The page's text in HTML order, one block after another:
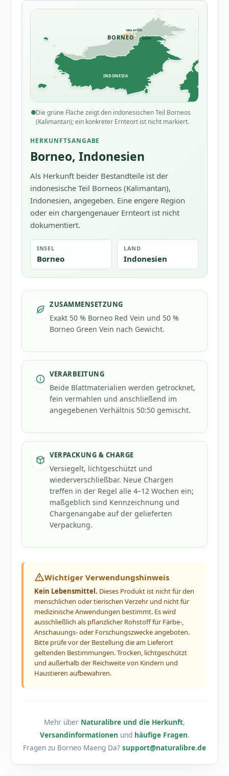
HERKUNFTSANGABE
Borneo, Indonesien
Als Herkunft beider Bestandteile ist der
indonesische Teil Borneos (Kalimantan),
Indonesien, angegeben. Eine engere Region
oder ein chargengenauer Ernteort ist nicht
dokumentiert.
INSEL
Borneo
LAND
Indonesien
Die grüne Fläche zeigt den indonesischen Teil Borneos
(Kalimantan); ein konkreter Ernteort ist nicht markiert.
ZUSAMMENSETZUNG
Exakt 50 % Borneo Red Vein und 50 %
Borneo Green Vein nach Gewicht.
VERARBEITUNG
Beide Blattmaterialien werden getrocknet,
fein vermahlen und anschließend im
angegebenen Verhältnis 50:50 gemischt.
VERPACKUNG & CHARGE
Versiegelt, lichtgeschützt und
wiederverschließbar. Neue Chargen
treffen in der Regel alle 4–12 Wochen ein;
maßgeblich sind Kennzeichnung und
Chargenangabe auf der gelieferten
Verpackung.
Wichtiger Verwendungshinweis
Kein Lebensmittel. Dieses Produkt ist nicht für den
menschlichen oder tierischen Verzehr und nicht für
medizinische Anwendungen bestimmt. Es wird
ausschließlich als pflanzlicher Rohstoff für Färbe-,
Anschauungs- oder Forschungszwecke angeboten.
Bitte prüfe vor der Bestellung die am Lieferort
geltenden Bestimmungen. Trocken, lichtgeschützt
und außerhalb der Reichweite von Kindern und
Haustieren aufbewahren.
Mehr über Naturalibre und die Herkunft,
Versandinformationen und häufige Fragen.
Fragen zu Borneo Maeng Da? support@naturalibre.de